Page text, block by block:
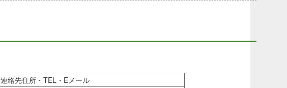
連絡先住所・TEL・Eメール